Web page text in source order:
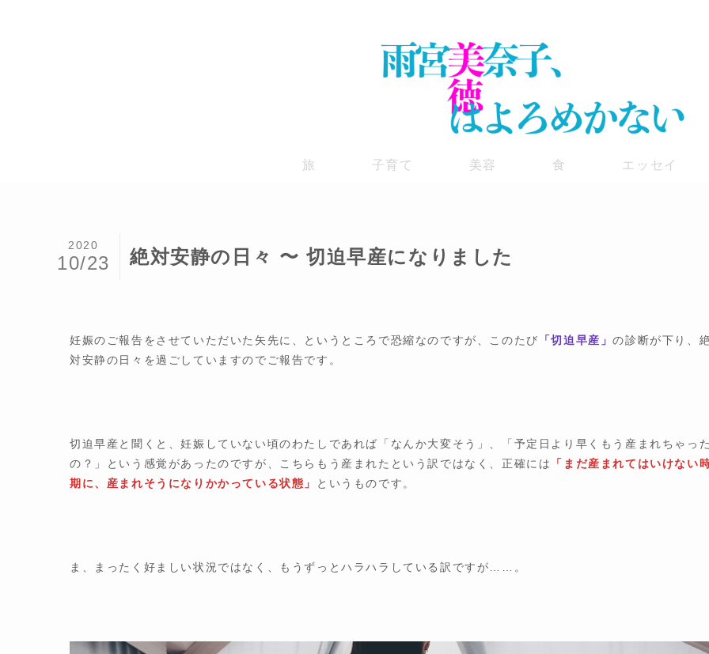
旅 子育て 美容 食 エッセイ
絶対安静の日々 〜 切迫早産になりました
2020
10/23
妊娠のご報告をさせていただいた矢先に、というところで恐縮なのですが、このたび 「切迫早産」の診断が下り、
対安静の日々を過ごしていますのでご報告です。
切迫早産と聞くと、妊娠していない頃のわたしであれば「なんか大変そう」、「予定日より早くもう産まれちゃっ
の？」という感覚があったのですが、こちらもう産まれたという訳ではなく、正確には
「まだ産まれてはいけない
期に、産まれそうになりかかっている状態」
というものです。
ま、まったく好ましい状況ではなく、もうずっとハラハラしている訳ですが……。